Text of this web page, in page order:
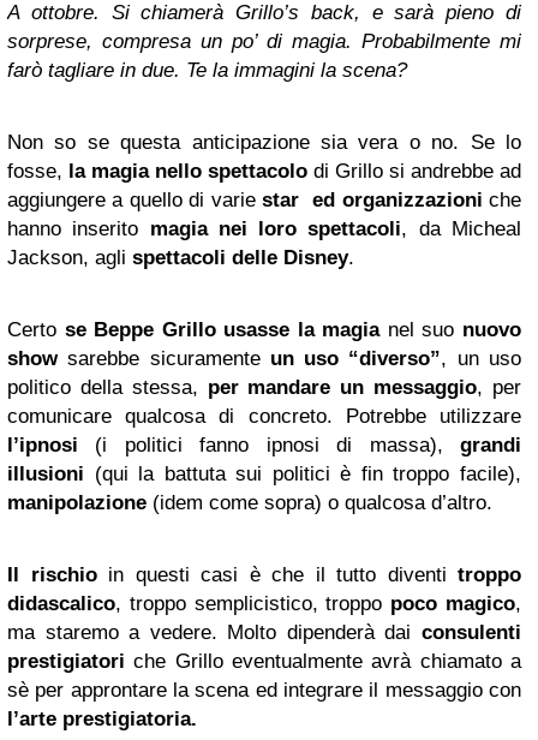
A ottobre. Si chiamerà Grillo’s back, e sarà pieno di
sorprese, compresa un po’ di magia. Probabilmente mi
farò tagliare in due. Te la immagini la scena?
Non so se questa anticipazione sia vera o no. Se lo
fosse, la magia nello spettacolo di Grillo si andrebbe ad
aggiungere a quello di variestar ed organizzazioni che
hanno inserito magia nei loro spettacoli, da Micheal
Jackson, agli spettacoli delle Disney.
Certo se Beppe Grillousasse la magia nel suo nuovo
showsarebbe sicuramente un uso “diverso”, un uso
politico della stessa, per mandare un messaggio, per
comunicare qualcosa di concreto. Potrebbe utilizzare
l’ipnosi (i politici fanno ipnosi di massa), grandi
illusioni (qui la battuta sui politici è fin troppo facile),
manipolazione (idem come sopra) o qualcosa d’altro.
Il rischioin questi casi è che il tutto diventi troppo
didascalico, troppo semplicistico, troppo poco magico,
ma staremo a vedere. Molto dipenderà dai consulenti
prestigiatoriche Grillo eventualmente avrà chiamato a
sè per approntare la scena ed integrare il messaggio con
l’arte prestigiatoria.